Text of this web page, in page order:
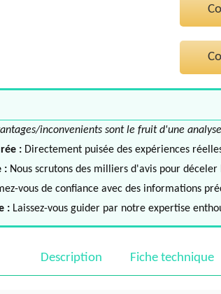
inconvenients sont le fruit d'une
: Directement puisée des expériences
: Nous scrutons des milliers d'avis pour
vous de confiance avec des informations
: Laissez-vous guider par notre expertise
Description Fiche technique